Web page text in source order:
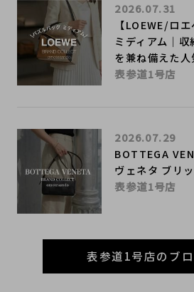
【LOEWE/ロ
ミディアム｜
を兼ね備えた
2026.07.31
表参道1号店
BOTTEGA
ヴェネタ ブリ
2026.07.29
表参道1号店
表参道1号店のブ